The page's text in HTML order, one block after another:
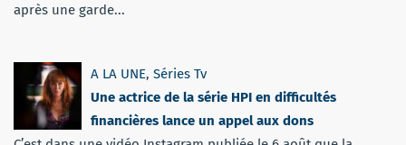
après une garde...
A LA UNE, Séries Tv
Une actrice de la série HPI en difficultés
financières lance un appel aux dons